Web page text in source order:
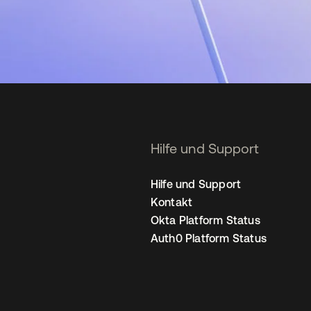
Hilfe und Support
Hilfe und Support
Kontakt
Okta Platform Status
Auth0 Platform Status